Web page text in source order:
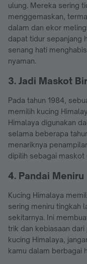
ulung. Mereka sering
menggemaskan,
dalam dan ekor
dapat tidur sepanjang
senang hati
nyaman.
3. Jadi Maskot
Pada tahun 1984,
memilih kucing
Himalaya digunakan
selama beberapa
menariknya
dipilih sebagai
4. Pandai Meniru
Kucing Himalaya
sering meniru tingkah
sekitarnya. Ini
trik dan kebiasaan
kucing Himalaya,
kamu dalam berbagai